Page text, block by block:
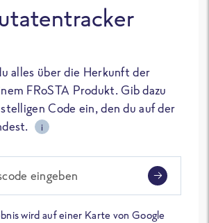
alles über die Herkunft der
FRoSTA Produkt. Gib dazu
Code ein, den du auf der
i
eingeben
wird auf einer Karte von Google